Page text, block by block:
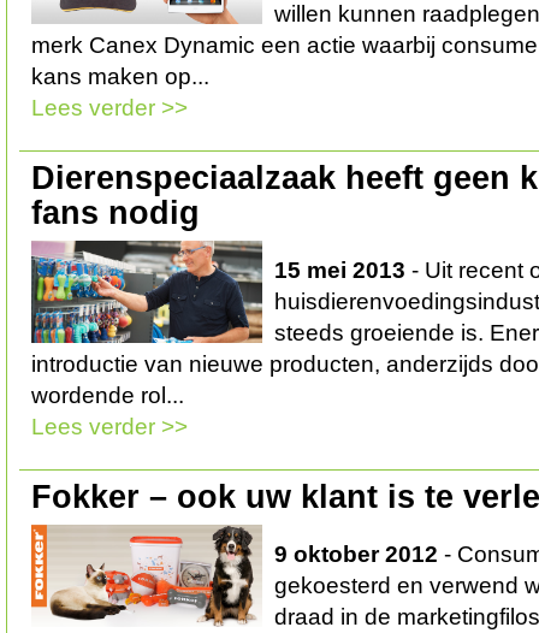
willen kunnen
merk Canex Dynamic een actie waarbij
kans maken op...
Lees verder >>
Dierenspeciaalzaak heeft geen
fans nodig
15 mei 2013 - Uit recent
steeds groeiende is.
introductie van nieuwe producten, anderzijds
wordende rol...
Lees verder >>
Fokker – ook uw klant is te
9 oktober 2012 -
gekoesterd en verwend
draad in de